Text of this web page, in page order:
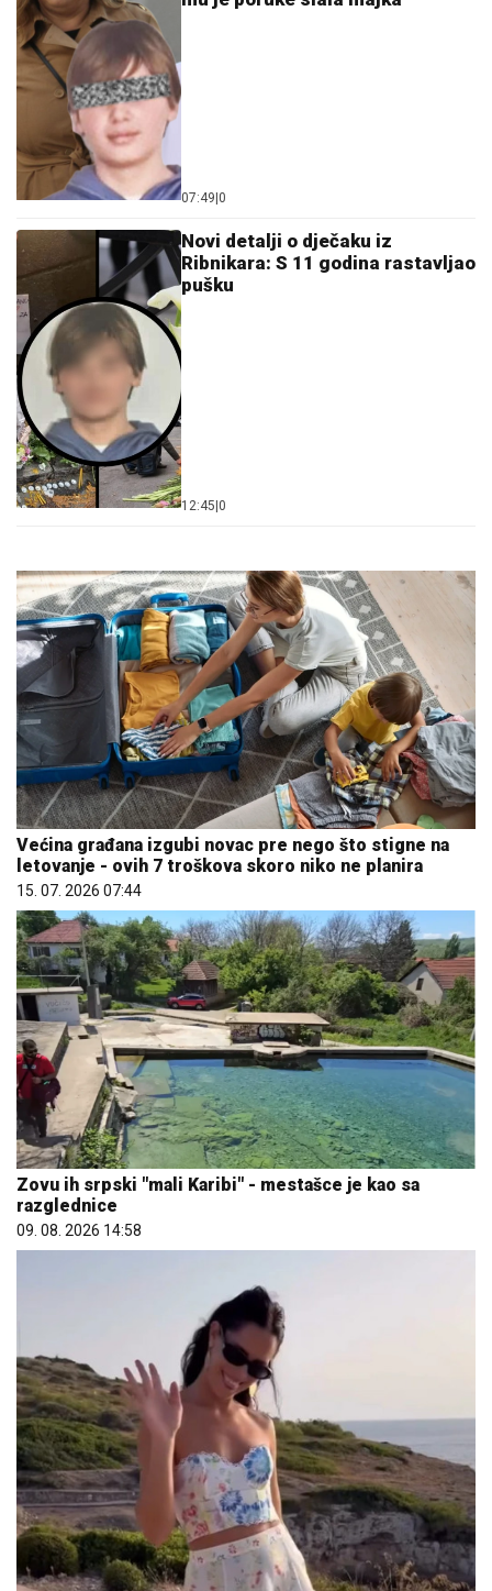
07:49|0
Novi detalji o d‌ječaku iz
Ribnikara: S 11 godina rastavljao
pušku
12:45|0
Većina građana izgubi novac pre nego što stigne na
letovanje - ovih 7 troškova skoro niko ne planira
15. 07. 2026 07:44
Zovu ih srpski "mali Karibi" - mestašce je kao sa
razglednice
09. 08. 2026 14:58